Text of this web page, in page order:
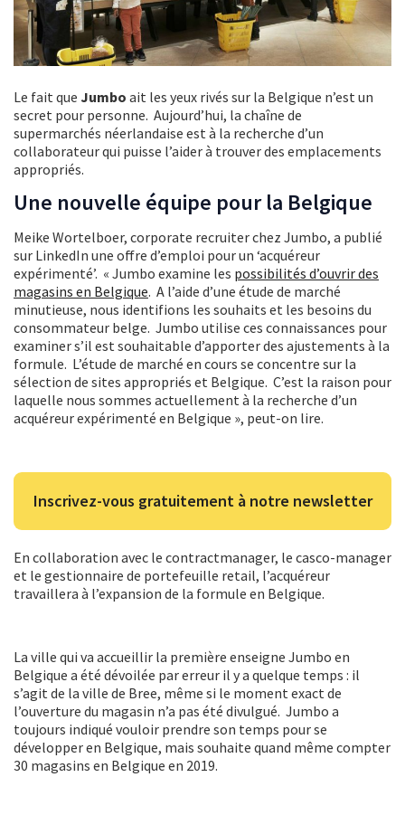
Le fait que Jumbo ait les yeux rivés sur la Belgique n’est un
secret pour personne. Aujourd’hui, la chaîne de
supermarchés néerlandaise est à la recherche d’un
collaborateur qui puisse l’aider à trouver des emplacements
appropriés.
Une nouvelle équipe pour la Belgique
Meike Wortelboer, corporate recruiter chez Jumbo, a publié
sur LinkedIn une offre d’emploi pour un ‘acquéreur
expérimenté’. « Jumbo examine les possibilités d’ouvrir des
magasins en Belgique. A l’aide d’une étude de marché
minutieuse, nous identifions les souhaits et les besoins du
consommateur belge. Jumbo utilise ces connaissances pour
examiner s’il est souhaitable d’apporter des ajustements à la
formule. L’étude de marché en cours se concentre sur la
sélection de sites appropriés et Belgique. C’est la raison pour
laquelle nous sommes actuellement à la recherche d’un
acquéreur expérimenté en Belgique », peut-on lire.
Inscrivez-vous gratuitement à notre newsletter
En collaboration avec le contractmanager, le casco-manager
et le gestionnaire de portefeuille retail, l’acquéreur
travaillera à l’expansion de la formule en Belgique.
La ville qui va accueillir la première enseigne Jumbo en
Belgique a été dévoilée par erreur il y a quelque temps : il
s’agit de la ville de Bree, même si le moment exact de
l’ouverture du magasin n’a pas été divulgué. Jumbo a
toujours indiqué vouloir prendre son temps pour se
développer en Belgique, mais souhaite quand même compter
30 magasins en Belgique en 2019.